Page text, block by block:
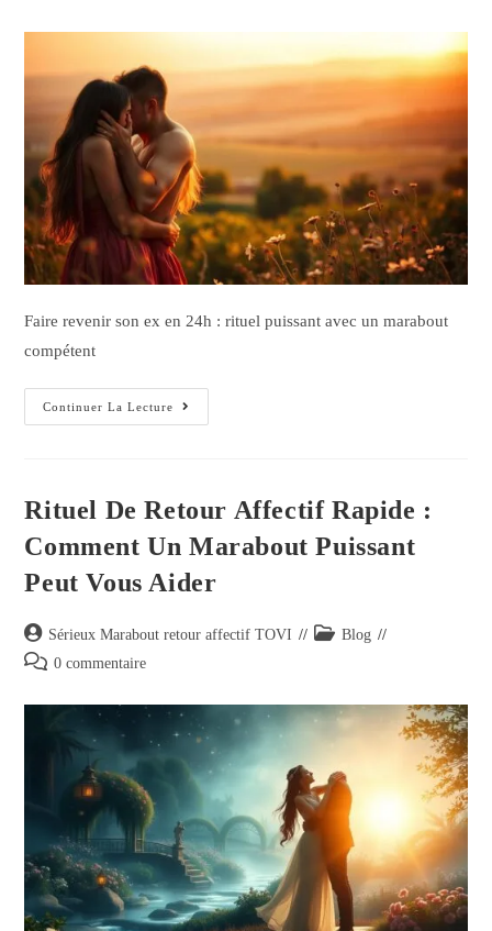
Faire revenir son ex en 24h : rituel puissant avec un marabout
compétent
Continuer La Lecture
Rituel De Retour Affectif Rapide :
Comment Un Marabout Puissant
Peut Vous Aider
Sérieux Marabout retour affectif TOVI
Blog
0 commentaire